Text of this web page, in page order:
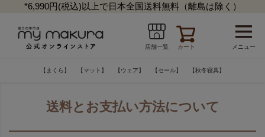
*6,990円(税込)以上で日本全国送料無料（離島は除く）
店舗一覧 カート メニュー
【まくら】 【マット】 【ウェア】 【セール】 【秋冬寝具】
送料とお支払い方法について